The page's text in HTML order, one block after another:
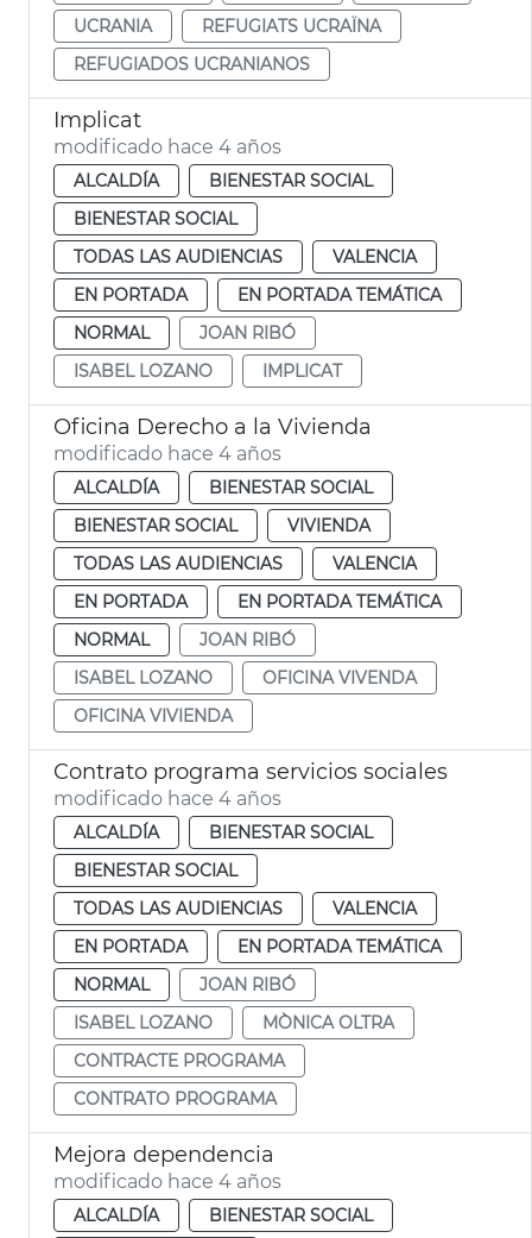
UCRANIA
REFUGIATS UCRAÏNA
REFUGIADOS UCRANIANOS
Implicat
modificado hace 4 años
ALCALDÍA
BIENESTAR SOCIAL
BIENESTAR SOCIAL
TODAS LAS AUDIENCIAS
VALENCIA
EN PORTADA
EN PORTADA TEMÁTICA
NORMAL
JOAN RIBÓ
ISABEL LOZANO
IMPLICAT
Oficina Derecho a la Vivienda
modificado hace 4 años
ALCALDÍA
BIENESTAR SOCIAL
BIENESTAR SOCIAL
VIVIENDA
TODAS LAS AUDIENCIAS
VALENCIA
EN PORTADA
EN PORTADA TEMÁTICA
NORMAL
JOAN RIBÓ
ISABEL LOZANO
OFICINA VIVENDA
OFICINA VIVIENDA
Contrato programa servicios sociales
modificado hace 4 años
ALCALDÍA
BIENESTAR SOCIAL
BIENESTAR SOCIAL
TODAS LAS AUDIENCIAS
VALENCIA
EN PORTADA
EN PORTADA TEMÁTICA
NORMAL
JOAN RIBÓ
ISABEL LOZANO
MÒNICA OLTRA
CONTRACTE PROGRAMA
CONTRATO PROGRAMA
Mejora dependencia
modificado hace 4 años
ALCALDÍA
BIENESTAR SOCIAL